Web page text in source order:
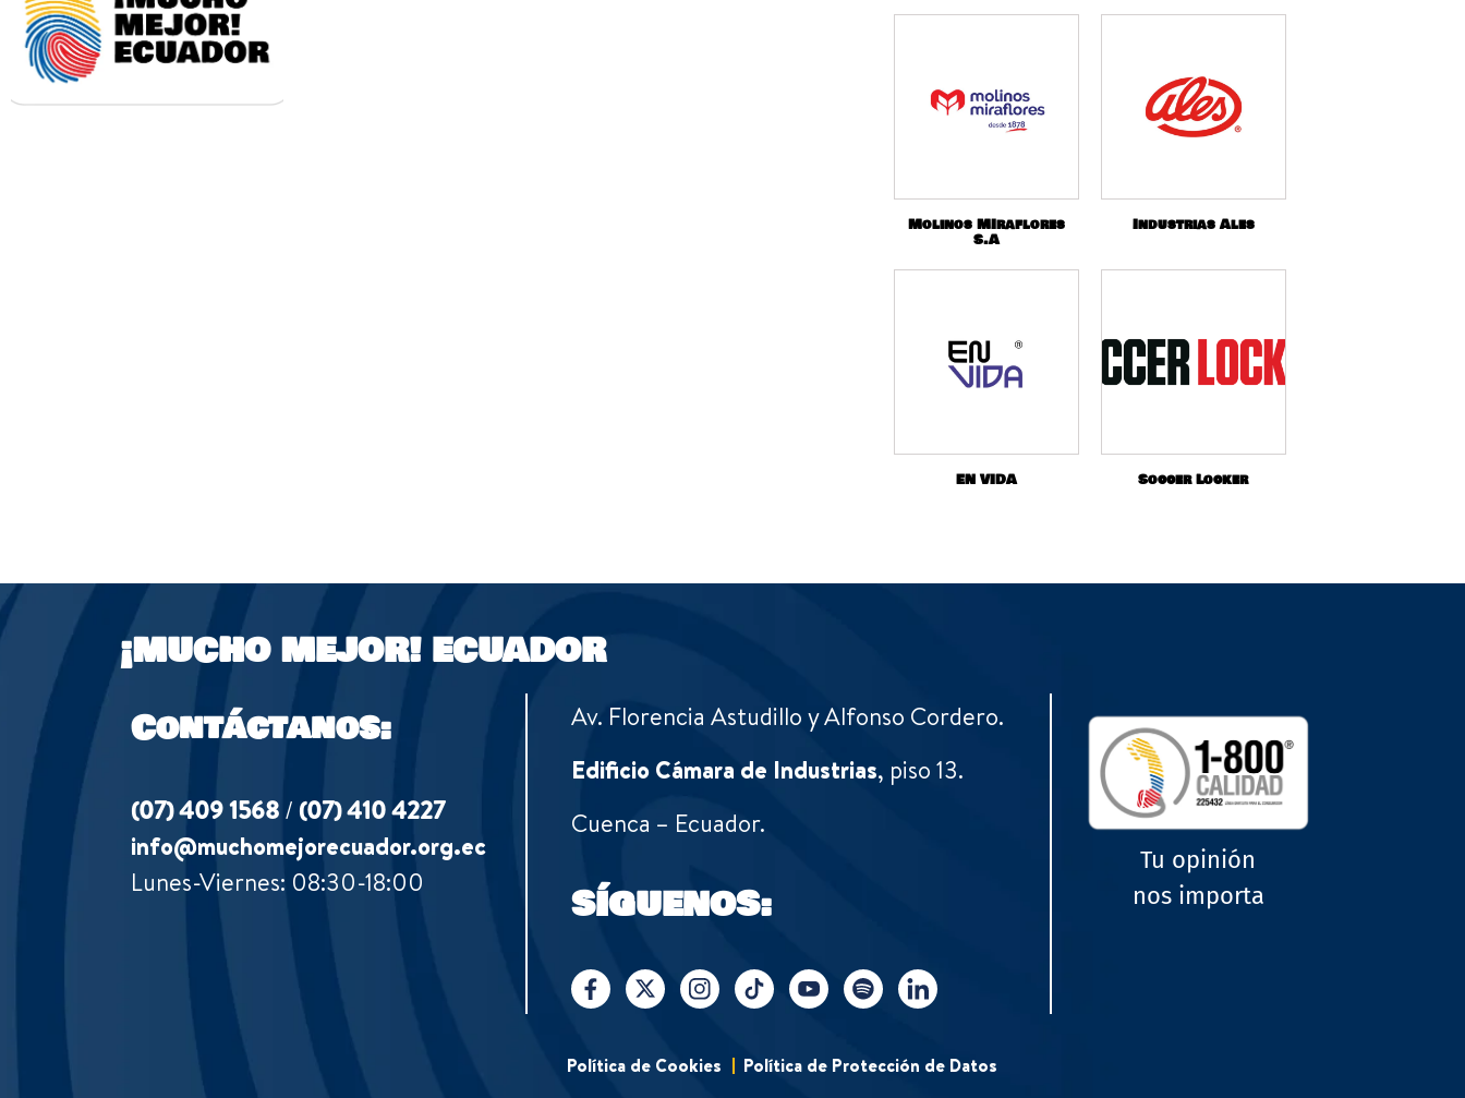
Molinos MIraflores
S.A
Industrias Ales
EN VIDA Soccer Locker
¡MUCHO MEJOR! ECUADOR
Contáctanos:
(07) 409 1568 / (07) 410 4227
info@muchomejorecuador.org.ec
Lunes-Viernes: 08:30-18:00
Av. Florencia Astudillo y Alfonso Cordero.
Edificio Cámara de Industrias, piso 13.
Cuenca – Ecuador.
SÍGUENOS:
Tu opinión
nos importa
Política de Cookies Política de Protección de Datos